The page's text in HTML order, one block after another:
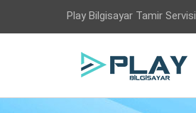
Play Bilgisayar Tamir Servisi